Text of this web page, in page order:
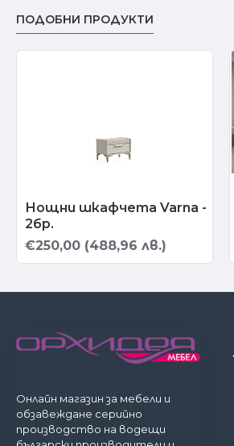
ПОДОБНИ ПРОДУКТИ
Нощни шкафчета Varna -
2бр.
€250,00 (488,96 лв.)
Онлайн магазин за мебели и
обзавеждане серийно
производство на водещи